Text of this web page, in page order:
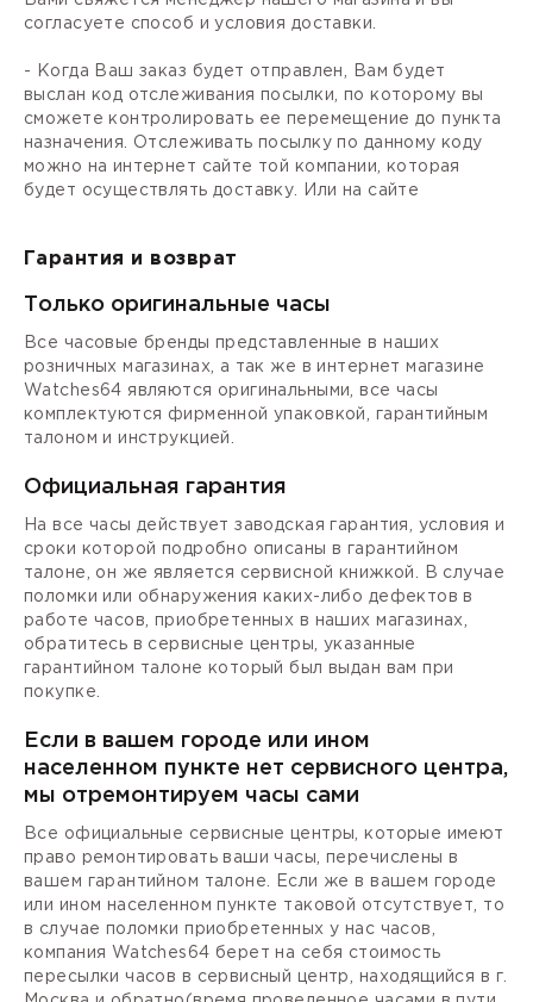
согласуете способ и условия доставки.
- Когда Ваш заказ будет отправлен, Вам будет
выслан код отслеживания посылки, по которому вы
сможете контролировать ее перемещение до пункта
назначения. Отслеживать посылку по данному коду
можно на интернет сайте той компании, которая
будет осуществлять доставку. Или на сайте
Гарантия и возврат
Только оригинальные часы
Все часовые бренды представленные в наших
розничных магазинах, а так же в интернет магазине
Watches64 являются оригинальными, все часы
комплектуются фирменной упаковкой, гарантийным
талоном и инструкцией.
Официальная гарантия
На все часы действует заводская гарантия, условия и
сроки которой подробно описаны в гарантийном
талоне, он же является сервисной книжкой. В случае
поломки или обнаружения каких-либо дефектов в
работе часов, приобретенных в наших магазинах,
обратитесь в сервисные центры, указанные
гарантийном талоне который был выдан вам при
покупке.
Если в вашем городе или ином
населенном пункте нет сервисного центра,
мы отремонтируем часы сами
Все официальные сервисные центры, которые имеют
право ремонтировать ваши часы, перечислены в
вашем гарантийном талоне. Если же в вашем городе
или ином населенном пункте таковой отсутствует, то
в случае поломки приобретенных у нас часов,
компания Watches64 берет на себя стоимость
пересылки часов в сервисный центр, находящийся в г.